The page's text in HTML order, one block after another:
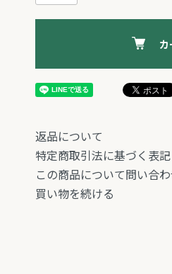
返品について
特定商取引法に基づく表記
この商品について問い合
買い物を続ける